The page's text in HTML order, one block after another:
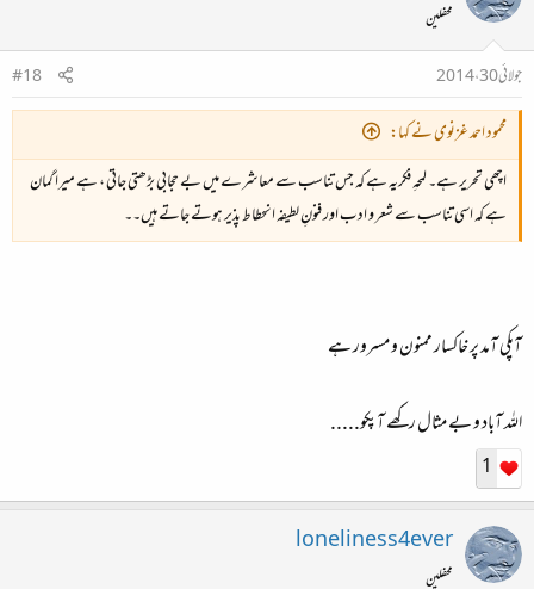
محفلین
جولائی 30، 2014
#18
محمود احمد غزنوی نے کہا:
اچھی تحریر ہے۔ لمحہِ فکریہ ہے کہ جس تناسب سے معاشرے میں بے حجابی بڑھتی جاتی ، ہے میرا گمان
ہے کہ اسی تناسب سے شعر و ادب اور فنونِ لطیفہ انحطاط پذیر ہوتے جاتے ہیں۔۔
آپکی آمد پر خاکسار ممنون و مسرور ہے
اللہ آباد و بے مثال رکھے آپکو.....
1
loneliness4ever
محفلین